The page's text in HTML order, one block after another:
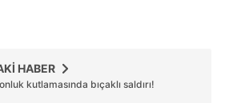
HABER
kutlamasında bıçaklı saldırı!